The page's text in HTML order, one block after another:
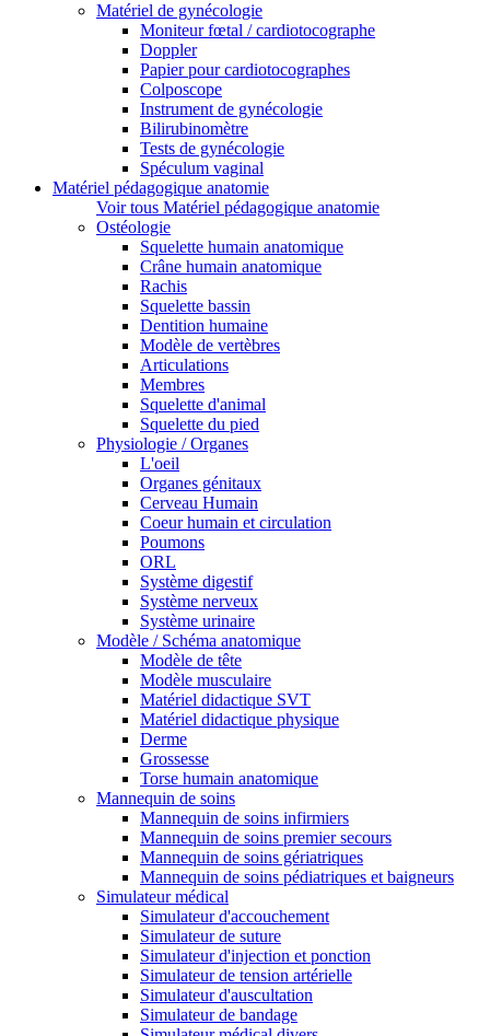
Matériel de gynécologie
Moniteur fœtal / cardiotocographe
Doppler
Papier pour cardiotocographes
Colposcope
Instrument de gynécologie
Bilirubinomètre
Tests de gynécologie
Spéculum vaginal
Matériel pédagogique anatomie
Voir tous Matériel pédagogique anatomie
Ostéologie
Squelette humain anatomique
Crâne humain anatomique
Rachis
Squelette bassin
Dentition humaine
Modèle de vertèbres
Articulations
Membres
Squelette d'animal
Squelette du pied
Physiologie / Organes
L'oeil
Organes génitaux
Cerveau Humain
Coeur humain et circulation
Poumons
ORL
Système digestif
Système nerveux
Système urinaire
Modèle / Schéma anatomique
Modèle de tête
Modèle musculaire
Matériel didactique SVT
Matériel didactique physique
Derme
Grossesse
Torse humain anatomique
Mannequin de soins
Mannequin de soins infirmiers
Mannequin de soins premier secours
Mannequin de soins gériatriques
Mannequin de soins pédiatriques et baigneurs
Simulateur médical
Simulateur d'accouchement
Simulateur de suture
Simulateur d'injection et ponction
Simulateur de tension artérielle
Simulateur d'auscultation
Simulateur de bandage